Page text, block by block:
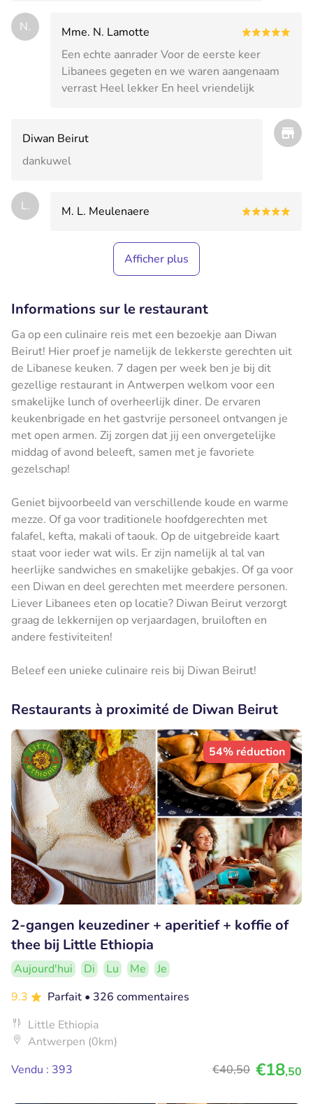
N.
Mme. N. Lamotte
Een echte aanrader Voor de eerste keer
Libanees gegeten en we waren aangenaam
verrast Heel lekker En heel vriendelijk
Diwan Beirut
dankuwel
L. M. L. Meulenaere
Afficher plus
Informations sur le restaurant
Ga op een culinaire reis met een bezoekje aan Diwan
Beirut! Hier proef je namelijk de lekkerste gerechten uit
de Libanese keuken. 7 dagen per week ben je bij dit
gezellige restaurant in Antwerpen welkom voor een
smakelijke lunch of overheerlijk diner. De ervaren
keukenbrigade en het gastvrije personeel ontvangen je
met open armen. Zij zorgen dat jij een onvergetelijke
middag of avond beleeft, samen met je favoriete
gezelschap!
Geniet bijvoorbeeld van verschillende koude en warme
mezze. Of ga voor traditionele hoofdgerechten met
falafel, kefta, makali of taouk. Op de uitgebreide kaart
staat voor ieder wat wils. Er zijn namelijk al tal van
heerlijke sandwiches en smakelijke gebakjes. Of ga voor
een Diwan en deel gerechten met meerdere personen.
Liever Libanees eten op locatie? Diwan Beirut verzorgt
graag de lekkernijen op verjaardagen, bruiloften en
andere festiviteiten!
Beleef een unieke culinaire reis bij Diwan Beirut!
Restaurants à proximité de Diwan Beirut
54% réduction
2-gangen keuzediner + aperitief + koffie of
thee bij Little Ethiopia
Aujourd'hui Di Lu Me
Je
9.3
Parfait • 326 commentaires
Little Ethiopia
Antwerpen (0km)
Vendu : 393
€40,50 €18,50